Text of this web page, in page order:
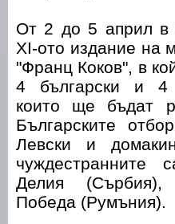
От 2 до 5 април в
ХІ-ото издание на
"Франц Коков", в
4 български и 4
които ще бъдат
Българските
Левски и
чуждестранните
Делия
Победа (Румъния).